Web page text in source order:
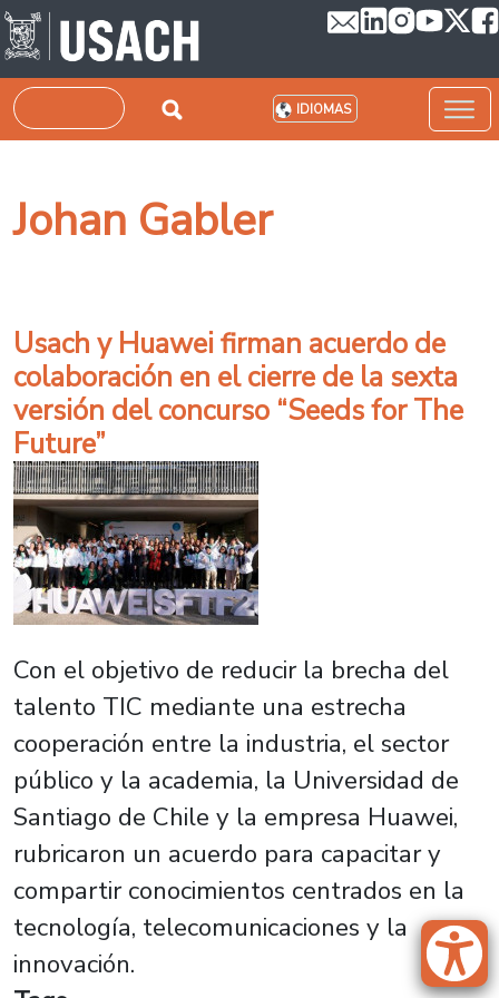
Pasar al contenido principal
Buscar IDIOMAS
Johan Gabler
Usach y Huawei firman acuerdo de
colaboración en el cierre de la sexta
versión del concurso “Seeds for The
Future”
Con el objetivo de reducir la brecha del
talento TIC mediante una estrecha
cooperación entre la industria, el sector
público y la academia, la Universidad de
Santiago de Chile y la empresa Huawei,
rubricaron un acuerdo para capacitar y
compartir conocimientos centrados en la
tecnología, telecomunicaciones y la
innovación.